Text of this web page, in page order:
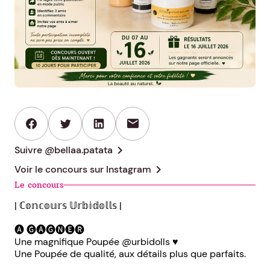
mail
Suivre @bellaa.patata chevron_right
Voir le concours sur Instagram chevron_right
Le concours
| ℂ𝕠𝕟𝕔𝕠𝕦𝕣𝕤 𝕌𝕣𝕓𝕚𝕕𝕠𝕝𝕝𝕤 |
🅐 🅖🅐🅖🅝🅔🅡
Une magnifique Poupée @urbidolls ♥
Une Poupée de qualité, aux détails plus que parfaits.